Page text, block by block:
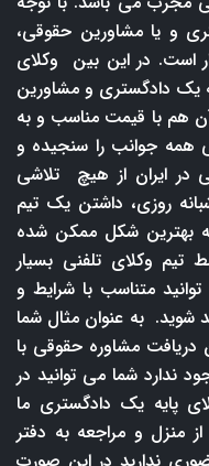
و یا مشاورین حقوقی،
است. در این بین وکلای
یک دادگستری و مشاورین
هم با قیمت مناسب و به
همه جوانب را سنجیده و
در ایران از هیچ تلاشی
روزی، داشتن یک تیم
بهترین شکل ممکن شده
وکلای تلفنی بسیار
متناسب با شرایط و
شوید. به عنوان مثال شما
دریافت مشاوره حقوقی با
ندارد شما می توانید در
پایه یک دادگستری ما
منزل و مراجعه به دفتر